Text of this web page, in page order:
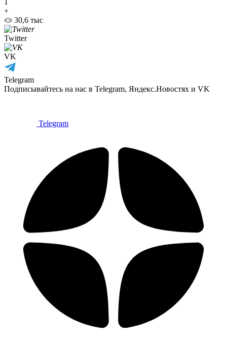
1
+
30,6 тыс
Twitter
VK
Telegram
Подписывайтесь на нас в Telegram, Яндекс.Новостях и VK
Telegram